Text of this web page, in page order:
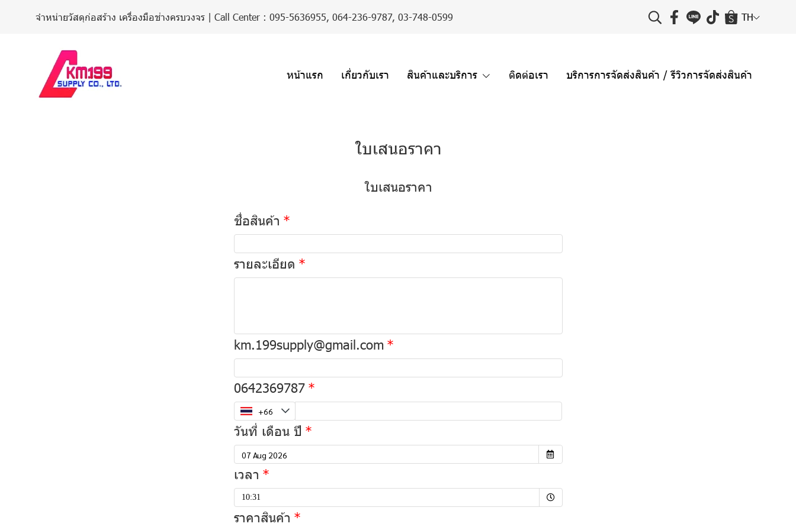
จำหน่ายวัสดุก่อสร้าง เครื่องมือช่างครบวงจร | Call Center : 095-5636955, 064-236-9787, 03-748-0599 TH
หน้าแรก เกี่ยวกับเรา สินค้าและบริการ ติดต่อเรา บริการการจัดส่งสินค้า / รีวิวการจัดส่งสินค้า
ใบเสนอราคา
ใบเสนอราคา
ชื่อสินค้า
รายละเอียด
km.199supply@gmail.com
0642369787
วันที่ เดือน ปี
เวลา
10:31
ราคาสินค้า